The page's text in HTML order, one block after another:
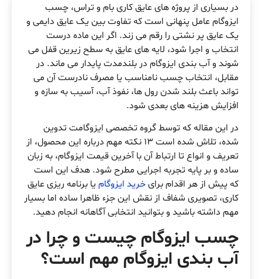
در بسیاری از پروژه های عایق کاری بام و تراس، چسب
ایزوگام عامل پنهانی است که تفاوت بین یک عایق دایمی و
یک عایق پر نشتی را رقم می زند. اگر این ماده درست
انتخاب و اجرا شود، لایه های عایق به سطح زیرین قفل می
شوند و آب بندی ایزوگام در بلندمدت پایدار می ماند. در
مقابل، انتخاب چسب نامناسب یا مصرف نادرست آن می
تواند باعث بلند شدن رول ها، نفوذ آب، آسیب به سازه و
افزایش هزینه های بعدی شود.
در این مقاله که توسط گروه تخصصی ایزوگامت تدوین
شده، تلاش شده است 13 نکته مهم درباره این محصول، از
تعریف و انواع تا ارتباط آن با آخرین قیمت ایزوگام، به زبان
ساده و بر پایه تجربه اجرایی مطرح شود. هدف این است
که پیش از هر اقدام برایخرید ایزوگام یا برنامه ریزی عایق
کاری، تصویری شفاف از نقش این جزء ظاهرا ساده اما بسیار
مهم داشته باشید و بتوانید انتخابی آگاهانه انجام دهید.
چسب ایزوگام چیست و چرا در
آب بندی ایزوگام مهم است؟